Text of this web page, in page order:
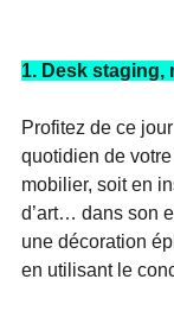
1. Desk staging,
Profitez de ce
quotidien de
mobilier, soit en
d’art… dans son
une décoration
en utilisant le